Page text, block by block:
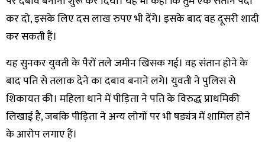
कर दो, इसके लिए दस लाख रुपए भी देंगे। इसके बाद वह दूसरी शादी
कर सकती हैं।
यह सुनकर युवती के पैरों तले जमीन खिसक गई। वह संतान होने के
बाद पति से तलाक देने का दबाव बनाने लगे। युवती ने पुलिस से
शिकायत की। महिला थाने में पीड़िता ने पति के विरुद्ध प्राथमिकी
लिखाई है, जबकि पीड़िता ने अन्य लोगों पर भी षड्यंत्र में शामिल होने
के आरोप लगाए हैं।